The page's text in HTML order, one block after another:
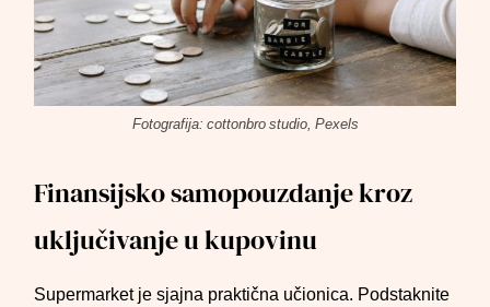
Fotografija: cottonbro studio, Pexels
Finansijsko samopouzdanje kroz
uključivanje u kupovinu
Supermarket je sjajna praktična učionica. Podstaknite